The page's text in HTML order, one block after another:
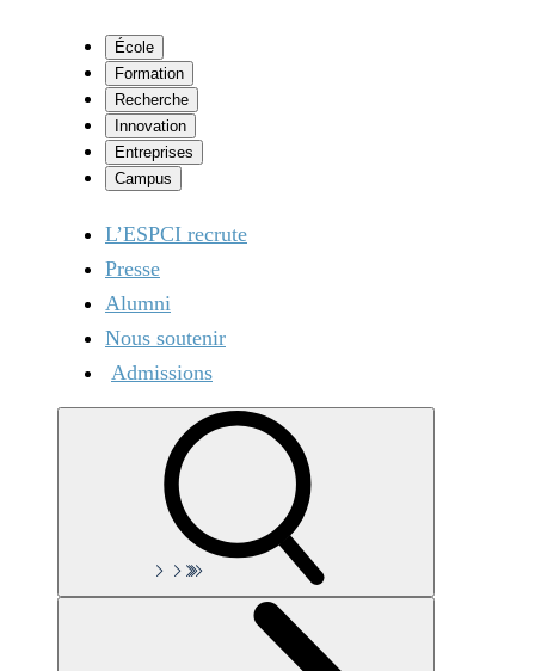
École
Formation
Recherche
Innovation
Entreprises
Campus
L’ESPCI recrute
Presse
Alumni
Nous soutenir
Admissions